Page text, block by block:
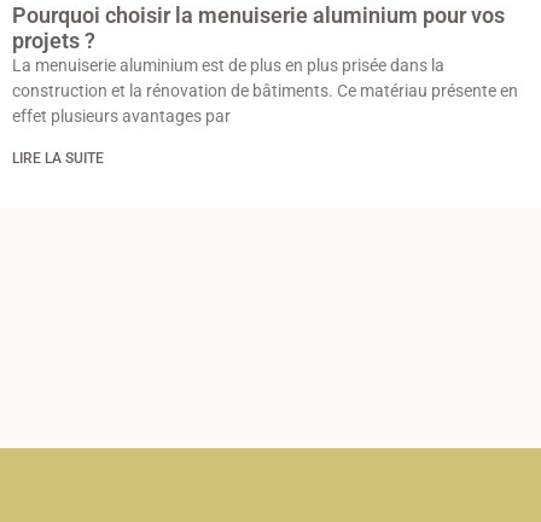
Pourquoi choisir la menuiserie aluminium pour vos
projets ?
La menuiserie aluminium est de plus en plus prisée dans la
construction et la rénovation de bâtiments. Ce matériau présente en
effet plusieurs avantages par
LIRE LA SUITE